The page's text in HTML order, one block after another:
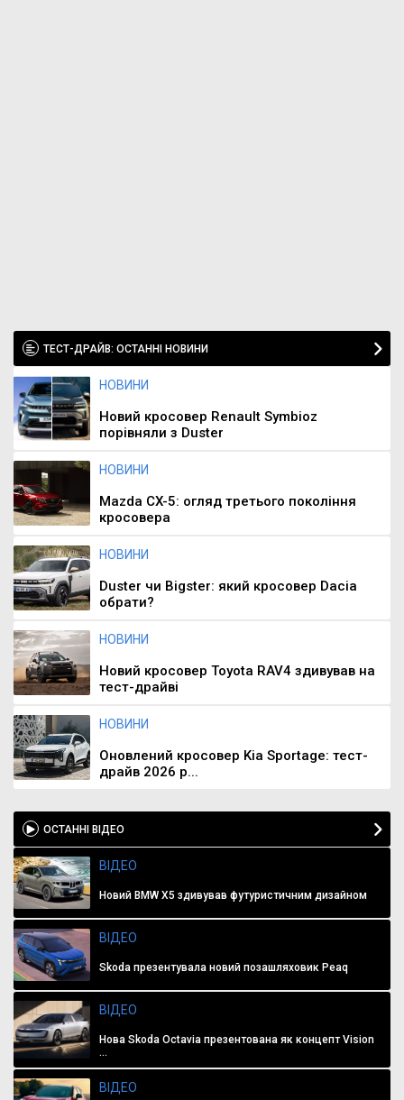
ТЕСТ-ДРАЙВ: ОСТАННІ НОВИНИ
НОВИНИ
Новий кросовер Renault Symbioz
порівняли з Duster
НОВИНИ
Mazda CX-5: огляд третього покоління
кросовера
НОВИНИ
Duster чи Bigster: який кросовер Dacia
обрати?
НОВИНИ
Новий кросовер Toyota RAV4 здивував на
тест-драйві
НОВИНИ
Оновлений кросовер Kia Sportage: тест-
драйв 2026 р...
ОСТАННІ ВІДЕО
ВІДЕО
Новий BMW X5 здивував футуристичним дизайном
ВІДЕО
Skoda презентувала новий позашляховик Peaq
ВІДЕО
Нова Skoda Octavia презентована як концепт Vision
...
ВІДЕО